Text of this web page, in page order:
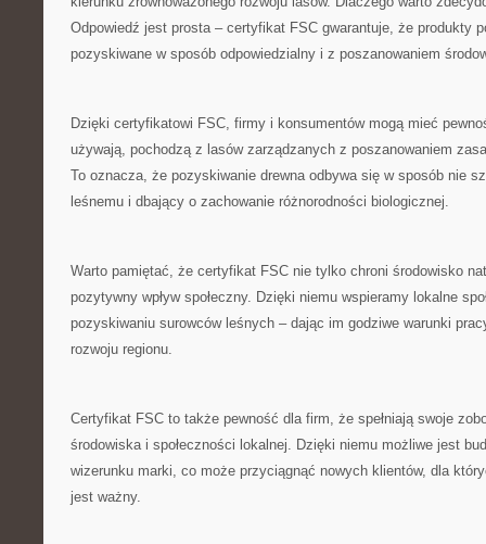
Odpowiedź jest prosta – certyfikat‍ FSC gwarantuje, że produkty
pozyskiwane w sposób odpowiedzialny i z poszanowaniem
Dzięki certyfikatowi FSC, firmy⁤ i‍ konsumentów mogą mieć
używają,⁣ pochodzą z lasów zarządzanych z poszanowaniem
To ‌oznacza, że pozyskiwanie drewna odbywa się w sposób nie
leśnemu i dbający o zachowanie różnorodności biologicznej.
Warto pamiętać, że certyfikat ‌FSC nie ‌tylko chroni środowisko
pozytywny wpływ społeczny. Dzięki niemu‍ wspieramy lokalne
pozyskiwaniu surowców leśnych – dając im godziwe warunki
rozwoju regionu.
Certyfikat FSC to także ⁣pewność dla ⁤firm, że spełniają swoje
środowiska i społeczności lokalnej. Dzięki niemu możliwe jest
wizerunku marki, co może przyciągnąć nowych klientów, dla
jest ważny.